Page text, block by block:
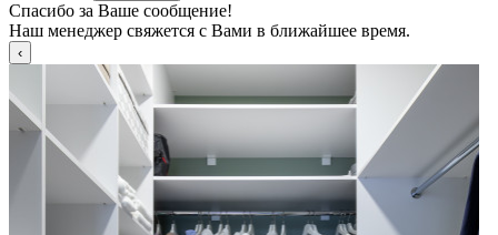
Спасибо за Ваше сообщение!
Наш менеджер свяжется с Вами в ближайшее время.